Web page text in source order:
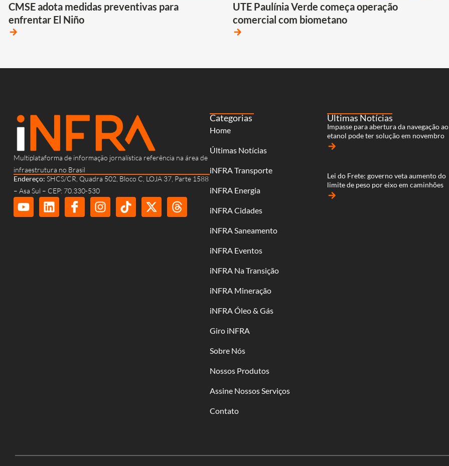
CMSE adota medidas preventivas para
enfrentar El Niño
arrow_forward
UTE Paulínia Verde começa operação
comercial com biometano
arrow_forward
Multiplataforma de informação jornalística referência na área de
infraestrutura no Brasil
Endereço: SHCS/CR, Quadra 502, Bloco C, LOJA 37, Parte 1588
– Asa Sul – CEP: 70.330-530
Categorias
Home
Últimas Notícias
iNFRA Transporte
iNFRA Energia
iNFRA Cidades
iNFRA Saneamento
iNFRA Eventos
iNFRA Na Transição
iNFRA Mineração
iNFRA Óleo & Gás
Giro iNFRA
Sobre Nós
Nossos Produtos
Assine Nossos Serviços
Contato
Últimas Notícias
Impasse para abertura da navegação ao
etanol pode ter solução em novembro
arrow_forward
Lei do Frete: governo veta aumento do
limite de peso por eixo em caminhões
arrow_forward